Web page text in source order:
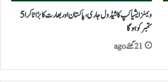
ویمنزایشیا کپ کا شیڈول جاری،پاکستان اور بھارت کا بڑا ٹاکرا 5
ستمبر کو ہوگا
21 گھنٹے ago